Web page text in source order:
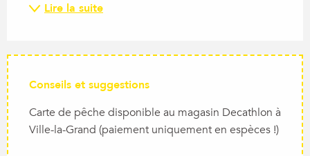
Lire la suite
Conseils et suggestions
Carte de pêche disponible au magasin Decathlon à
Ville-la-Grand (paiement uniquement en espèces !)